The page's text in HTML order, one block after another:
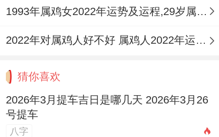
1993年属鸡女2022年运势及运程,29岁属鸡人2022全年每月运势女性如何
2022年对属鸡人好不好 属鸡人2022年运势如何
猜你喜欢
2026年3月提车吉日是哪几天 2026年3月26
号提车
八字